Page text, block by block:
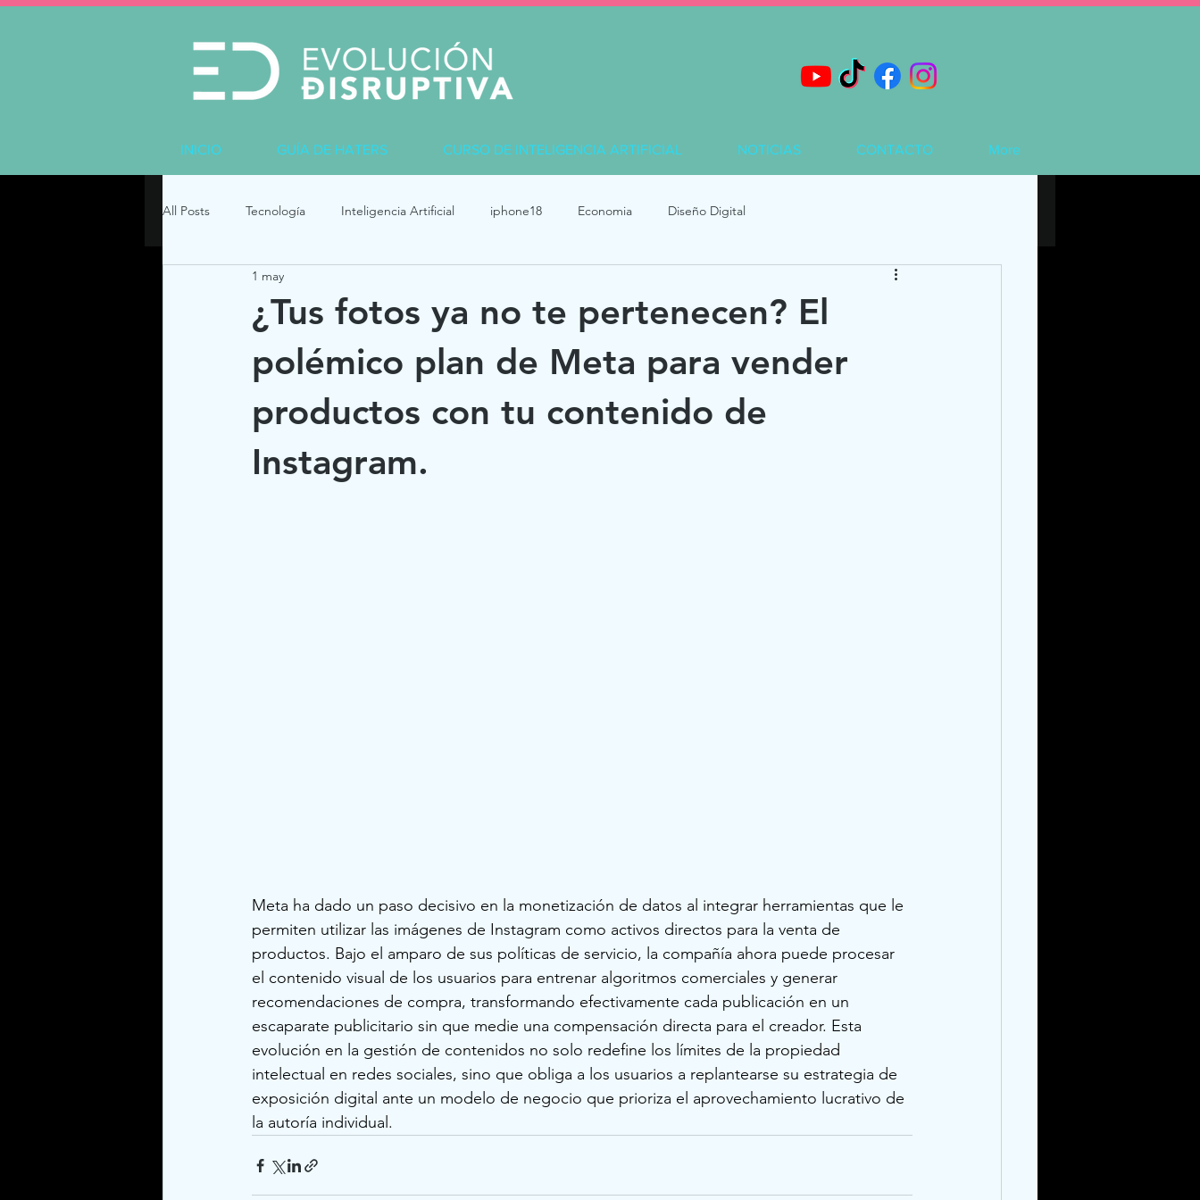
INICIO GUÍA DE HATERS CURSO DE INTELIGENCIA ARTIFICIAL NOTICIAS CONTACTO More
All Posts Tecnología Inteligencia Artificial iphone18 Economia Diseño Digital
¿Tus fotos ya no te pertenecen? El
polémico plan de Meta para vender
productos con tu contenido de
Instagram.
1 may
Meta ha dado un paso decisivo en la monetización de datos al integrar herramientas que le
permiten utilizar las imágenes de Instagram como activos directos para la venta de
productos. Bajo el amparo de sus políticas de servicio, la compañía ahora puede procesar
el contenido visual de los usuarios para entrenar algoritmos comerciales y generar
recomendaciones de compra, transformando efectivamente cada publicación en un
escaparate publicitario sin que medie una compensación directa para el creador. Esta
evolución en la gestión de contenidos no solo redefine los límites de la propiedad
intelectual en redes sociales, sino que obliga a los usuarios a replantearse su estrategia de
exposición digital ante un modelo de negocio que prioriza el aprovechamiento lucrativo de
la autoría individual.